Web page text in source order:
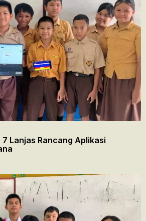
Lanjas Rancang Aplikasi